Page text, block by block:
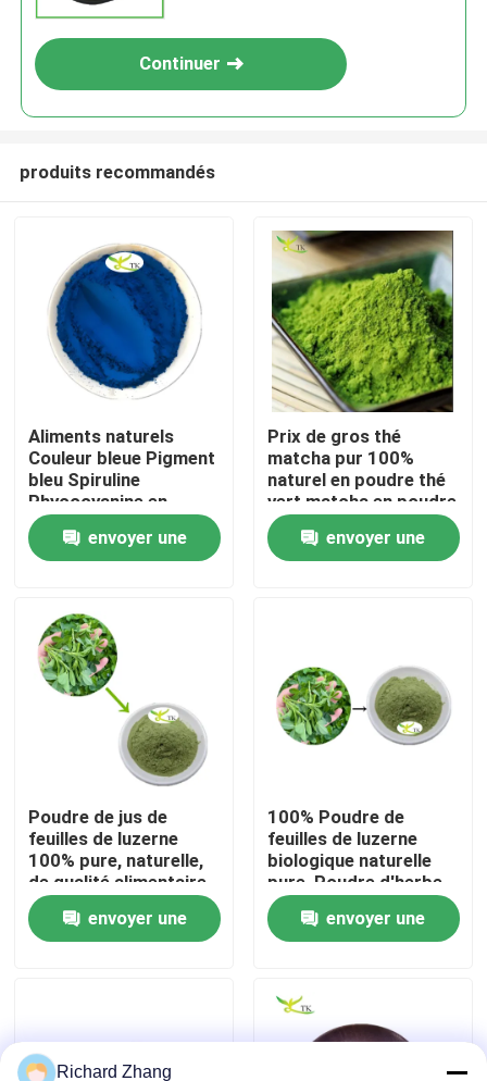
À la maison
Produits
Visite de l'usine
Contrôle de la qualité
Demandez un devis
Poudre d'extrait de plante
Poudre superbe de nourriture
Matières premières cosmétiques
Continuer
produits recommandés
Aliments naturels
Couleur bleue Pigment
bleu Spiruline
Phycocyanine en
poudre E3 E6 E25
envoyer une
Prix de gros thé
matcha pur 100%
naturel en poudre thé
vert matcha en poudre
envoyer une
Poudre de jus de
feuilles de luzerne
100% pure, naturelle,
de qualité alimentaire,
soluble dans l'eau
envoyer une
100% Poudre de
feuilles de luzerne
biologique naturelle
pure, Poudre d'herbe
de luzerne, Poudre de
feuilles de luzerne
envoyer une
Richard Zhang